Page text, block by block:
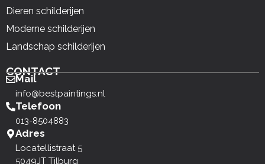
Dieren schilderijen
Moderne schilderijen
Landschap schilderijen
CONTACT
Mail
info@bestpaintings.nl
Telefoon
013-8504883
Adres
Locatellistraat 5
5049JT Tilburg